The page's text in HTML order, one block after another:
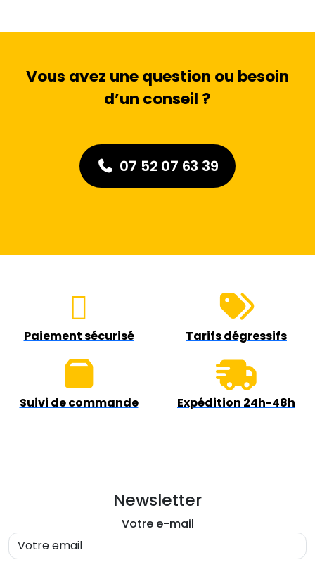
Vous avez une question ou besoin
d’un conseil ?
07 52 07 63 39
Paiement sécurisé Tarifs dégressifs
Suivi de commande Expédition 24h-48h
Newsletter
Votre e-mail